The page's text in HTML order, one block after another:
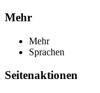
Mehr
Mehr
Sprachen
Seitenaktionen